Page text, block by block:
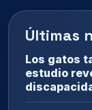
Últimas
Los gatos
estudio